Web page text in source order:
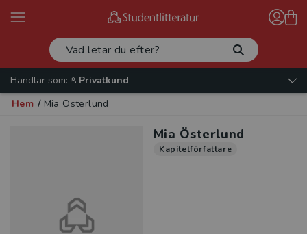
Handlar som:
Privatkund
Hem / Mia Österlund
Mia Österlund
Kapitelförfattare